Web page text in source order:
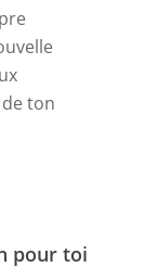
ton
pour toi